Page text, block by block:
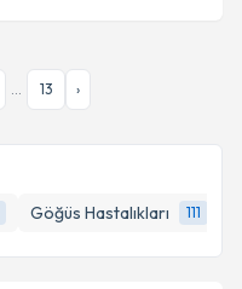
Göğüs Hastalıkları 111
... 13 ›